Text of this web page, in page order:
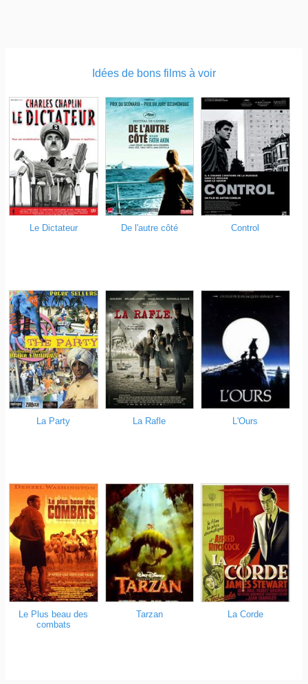
Idées de bons films à voir
Le Dictateur De l'autre côté Control
La Party La Rafle L'Ours
Le Plus beau des
combats
Tarzan La Corde